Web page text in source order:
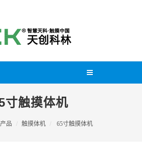
寸触摸体机
品 触摸体机 65寸触摸体机